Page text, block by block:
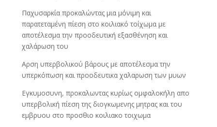
Παχυσαρκία προκαλώντας μια μόνιμη και
παρατεταμένη πίεση στο κοιλιακό τοίχωμα με
αποτέλεσμα την προοδευτική εξασθένηση και
χαλάρωση του
Αρση υπερβολικού βάρους με αποτέλεσμα την
υπερκόπωση και προοδευτικα χαλαρωση των μυων
Εγκυμοσυνη, προκαλωντας κυρίως ομφαλοκήλη απο
υπερβολική πίεση της διογκωμενης μητρας και του
εμβρυου στο προσθιο κοιλιακο τοιχωμα